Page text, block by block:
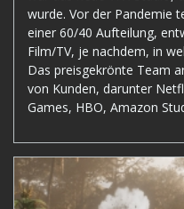
wurde. Vor der Pandemie
einer 60/40 Aufteilung,
Film/TV, je nachdem, in
Das preisgekrönte Team
von Kunden, darunter
Games, HBO, Amazon